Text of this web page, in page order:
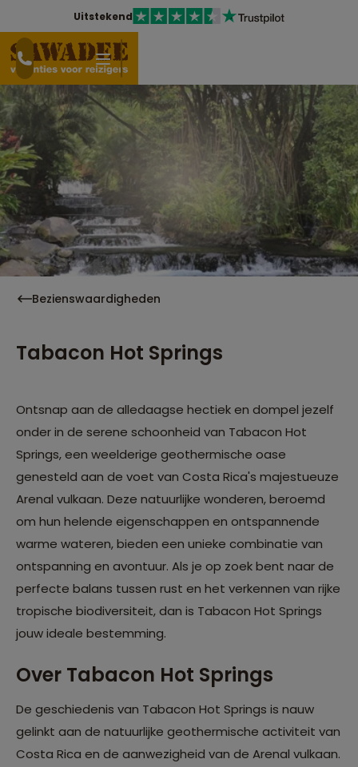
Uitstekend
Bezienswaardigheden
Tabacon Hot Springs
Ontsnap aan de alledaagse hectiek en dompel jezelf
onder in de serene schoonheid van Tabacon Hot
Springs, een weelderige geothermische oase
genesteld aan de voet van Costa Rica's majestueuze
Arenal vulkaan. Deze natuurlijke wonderen, beroemd
om hun helende eigenschappen en ontspannende
warme wateren, bieden een unieke combinatie van
ontspanning en avontuur. Als je op zoek bent naar de
perfecte balans tussen rust en het verkennen van rijke
tropische biodiversiteit, dan is Tabacon Hot Springs
jouw ideale bestemming.
Over Tabacon Hot Springs
De geschiedenis van Tabacon Hot Springs is nauw
gelinkt aan de natuurlijke geothermische activiteit van
Costa Rica en de aanwezigheid van de Arenal vulkaan.